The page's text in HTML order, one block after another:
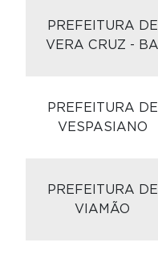
PREFEITURA DE
VERA CRUZ - BA
PREFEITURA DE
VESPASIANO
PREFEITURA DE
VIAMÃO